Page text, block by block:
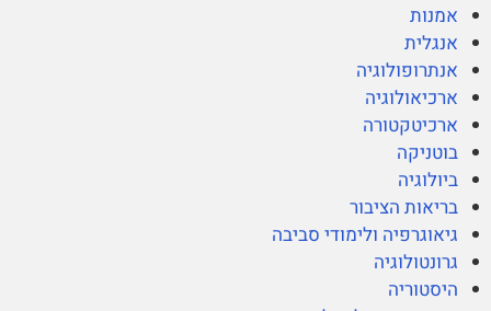
אמנות
אנגלית
אנתרופולוגיה
ארכיאולוגיה
ארכיטקטורה
בוטניקה
ביולוגיה
בריאות הציבור
גיאוגרפיה ולימודי סביבה
גרונטולוגיה
היסטוריה